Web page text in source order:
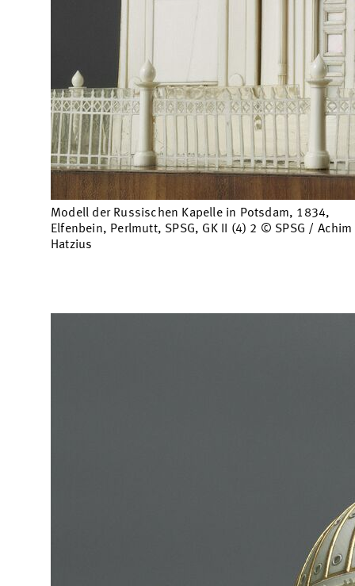
Modell der Russischen Kapelle in Potsdam, 1834,
Elfenbein, Perlmutt, SPSG, GK II (4) 2 © SPSG / Achim
Hatzius